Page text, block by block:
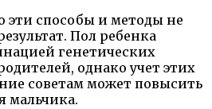
эти способы и методы не
Пол ребенка
генетических
однако учет этих
советам может повысить
мальчика.